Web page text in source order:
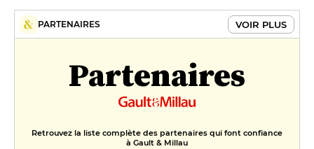
PARTENAIRES VOIR PLUS
Partenaires
Retrouvez la liste complète des partenaires qui font confiance
à Gault & Millau